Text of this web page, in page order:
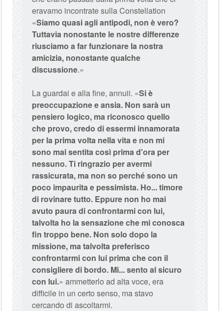
eravamo incontrate sulla Constellation
«Siamo quasi agli antipodi, non è vero?
Tuttavia nonostante le nostre differenze
riusciamo a far funzionare la nostra
amicizia, nonostante qualche
discussione.»
La guardai e alla fine, annuii. «Si è
preoccupazione e ansia. Non sarà un
pensiero logico, ma riconosco quello
che provo, credo di essermi innamorata
per la prima volta nella vita e non mi
sono mai sentita così prima d'ora per
nessuno. Ti ringrazio per avermi
rassicurata, ma non so perché sono un
poco impaurita e pessimista. Ho... timore
di rovinare tutto. Eppure non ho mai
avuto paura di confrontarmi con lui,
talvolta ho la sensazione che mi conosca
fin troppo bene. Non solo dopo la
missione, ma talvolta preferisco
confrontarmi con lui prima che con il
consigliere di bordo. Mi... sento al sicuro
con lui.» ammetterlo ad alta voce, era
difficile in un certo senso, ma stavo
cercando di ascoltarmi.